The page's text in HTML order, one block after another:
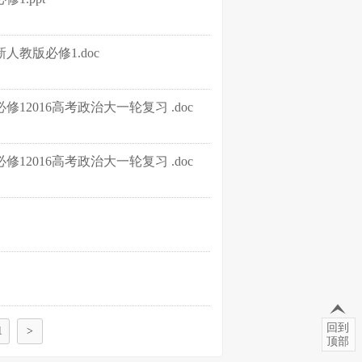
教版必修1.doc
12016高考政治大一轮复习 .doc
12016高考政治大一轮复习 .doc
>
回到
顶部